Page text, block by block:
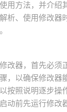
用方法，并介
析、使用修改
改器，首先必
，以确保修改
按照说明逐步操
动前先运行修改